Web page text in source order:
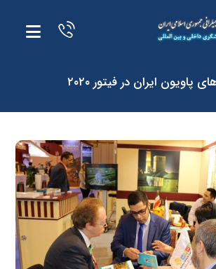
پاویون ایران در فیتور ۲۰۲۰